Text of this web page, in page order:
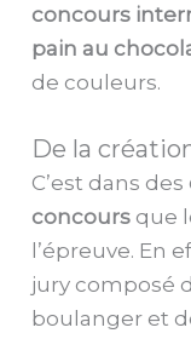
concours
pain au
de couleurs.
De la
C’est dans des
concours que
l’épreuve. En
jury composé
boulanger et